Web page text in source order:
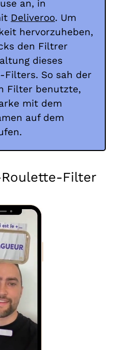
an, in
Deliveroo. Um
hervorzuheben,
den Filtrer
dieses
So sah der
Filter benutzte,
mit dem
auf dem
Filter